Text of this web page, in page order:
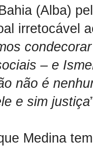
(Alba)
irretocável
– e
não é
e sim justiça
Medina